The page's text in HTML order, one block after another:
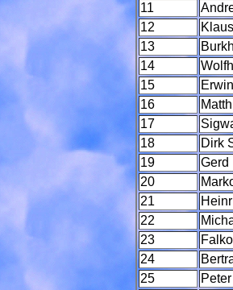
11
12
13
14
15
16
17
18
Dirk
19
Gerd
20
21
22
23
24
25